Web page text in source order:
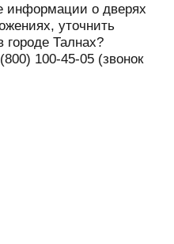
информации о дверях
уточнить
Талнах?
100-45-05 (звонок